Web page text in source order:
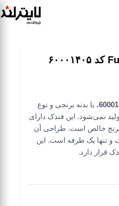
، با بدنه برنجی و نوع
نمی‌شود. این فندک دارای
برنج خالص است. طراحی آن
تنها یک طرفه است. این
قرار دارد.